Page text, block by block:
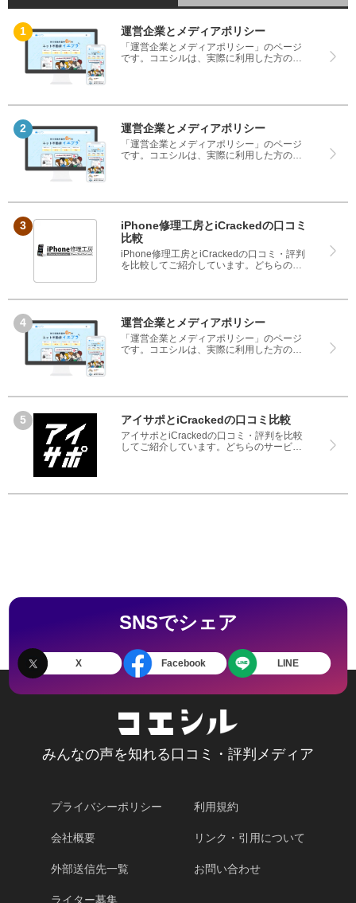
運営企業とメディアポリシー
「運営企業とメディアポリシー」のページ
です。コエシルは、実際に利用した方の口
なく、悪い口コミもしっかり掲載している
さい。
運営企業とメディアポリシー
「運営企業とメディアポリシー」のページ
です。コエシルは、実際に利用した方の口
なく、悪い口コミもしっかり掲載している
さい。
iPhone修理工房とiCrackedの口コミ
比較
iPhone修理工房とiCrackedの口コミ・評判
を比較してご紹介しています。どちらのサ
て、iPhone修理工房とiCrackedのどちらを
運営企業とメディアポリシー
「運営企業とメディアポリシー」のページ
です。コエシルは、実際に利用した方の口
なく、悪い口コミもしっかり掲載している
さい。
アイサポとiCrackedの口コミ比較
アイサポとiCrackedの口コミ・評判を比較
してご紹介しています。どちらのサービス
てください。
SNSでシェア
X Facebook LINE
みんなの声を知れる口コミ・評判メディア
プライバシーポリシー 利用規約
会社概要 リンク・引用について
外部送信先一覧 お問い合わせ
ライター募集